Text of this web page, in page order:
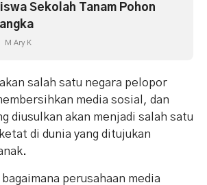
Sekolah Tanam Pohon
M Ary K
salah satu negara pelopor
media sosial, dan
diusulkan akan menjadi salah satu
di dunia yang ditujukan
perusahaan media